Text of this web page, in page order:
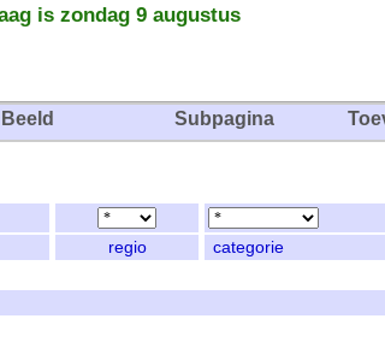
is zondag 9 augustus
Beeld Subpagina
regio categorie